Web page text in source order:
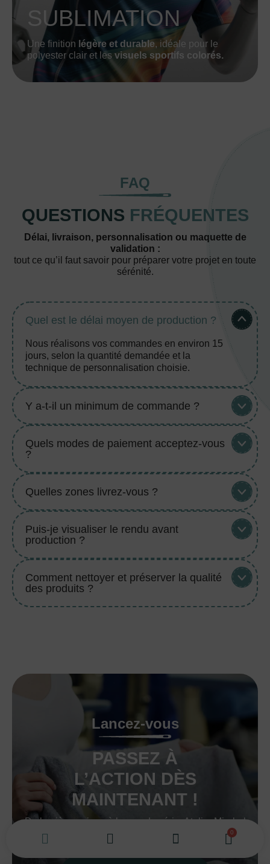
SUBLIMATION
Une finition légère et durable, idéale pour le
polyester clair et les visuels sportifs colorés.
FAQ
QUESTIONS FRÉQUENTES
Délai, livraison, personnalisation ou maquette de
validation :
tout ce qu’il faut savoir pour préparer votre projet en toute
sérénité.
Quel est le délai moyen de production ?
Nous réalisons vos commandes en environ 15
jours, selon la quantité demandée et la
technique de personnalisation choisie.
Y a-t-il un minimum de commande ?
Quels modes de paiement acceptez-vous
?
Quelles zones livrez-vous ?
Puis-je visualiser le rendu avant
production ?
Comment nettoyer et préserver la qualité
des produits ?
Lancez-vous
PASSEZ À
L’ACTION DÈS
MAINTENANT !
De la pièce unique à la grande série, Atelier Mirabel
vous accompagne avec passion et réactivité.